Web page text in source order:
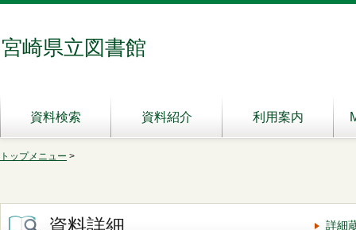
宮崎県立図書館
資料検索 資料紹介 利用案内
トップメニュー >
資料詳細 詳細